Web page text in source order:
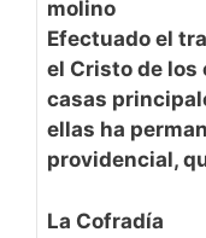
molino
Efectuado el
el Cristo de los
casas
ellas ha
providencial,
La Cofradía